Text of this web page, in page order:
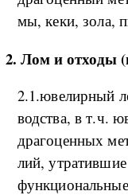
мы, ке­ки, зо­ла,
2. Лом и от­хо­ды
2.1.­ю­ве­ли­р­ный
вод­ства, в т.ч.
дра­го­цен­ных
лий,